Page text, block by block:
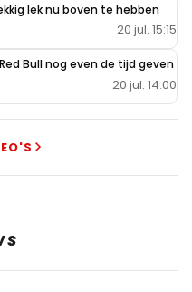
lek nu boven te hebben
20 jul. 15:15
Bull nog even de tijd geven
20 jul. 14:00